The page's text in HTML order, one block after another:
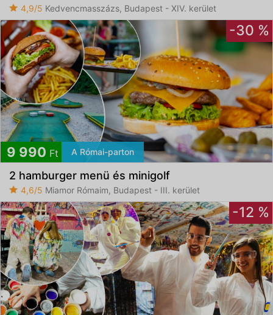
4,9/5 Kedvencmasszázs, Budapest - XIV. kerület
-30 %
9 990 Ft A Római-parton
2 hamburger menü és minigolf
4,6/5 Miamor Rómaim, Budapest - III. kerület
-12 %